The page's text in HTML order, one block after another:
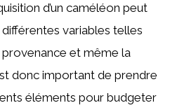
d’un caméléon peut
variables telles
provenance et même la
donc important de prendre
éléments pour budgeter